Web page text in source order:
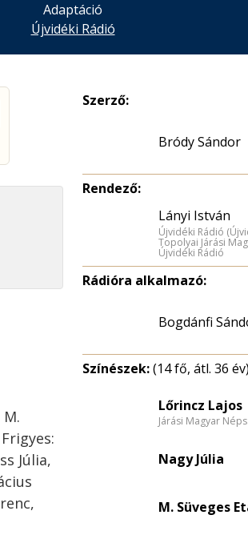
Adaptáció
Újvidéki Rádió
Júlia,
Szerző:
Bródy Sándor
Rendező:
Lányi István
Újvidéki Rádió
Topolyai Járási
Újvidéki Rádió
Rádióra alkalmazó:
Bogdánfi
Színészek:(14 fő, átl. 36 év)
Lőrincz Lajos
Járási Magyar
Nagy Júlia
M. Süveges